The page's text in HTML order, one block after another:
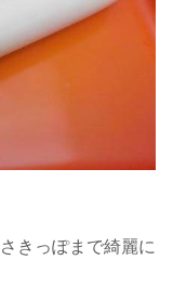
きっぽまで綺麗に